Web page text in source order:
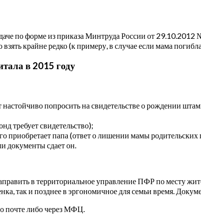
по форме из приказа Минтруда России от
крайне редко (к примеру, в случае если мама
в 2015 году
попросить на свидетельстве о рождении
требует свидетельство);
приобретает папа (ответ о лишении мамы родительских
документы сдает он.
в территориальное управление ПФР по месту
так и позднее в эргономичное для семьи время.
почте либо через МФЦ.